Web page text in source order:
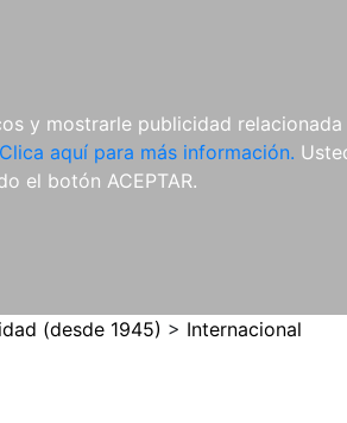
y mostrarle publicidad
Clica aquí para más información.
el botón ACEPTAR.
REVISTAS
CDS Y
DVDS
MATERIAL
(desde 1945) > Internacional